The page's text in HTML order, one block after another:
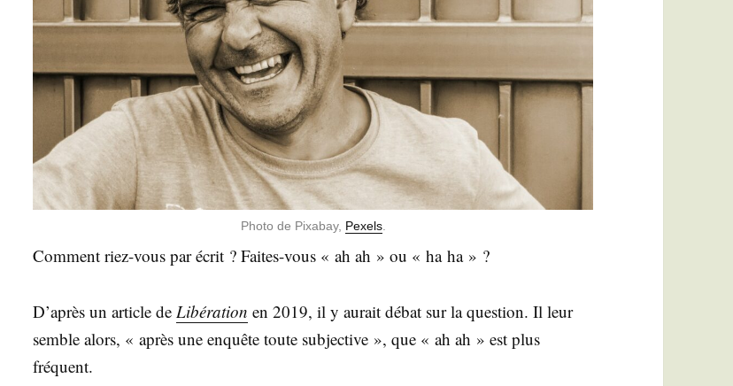
Pho­to de Pixa­bay, Pexels.
Com­ment riez-vous par écrit ? Faites-vous « ah ah » ou « ha ha » ?
D’a­près un article de Libé­ra­tion en 2019, il y aurait débat sur la ques­tion. Il leur
semble alors, « après une enquête toute sub­jec­tive », que « ah ah » est plus
fréquent.